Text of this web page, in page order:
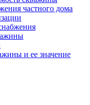
частного дома
и ее значение